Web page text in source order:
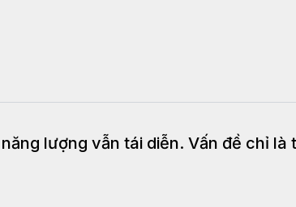
lượng vẫn tái diễn. Vấn đề chỉ là